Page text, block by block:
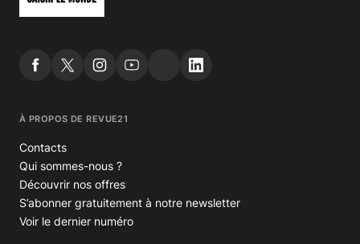
À PROPOS DE REVUE21
Contacts
Qui sommes-nous ?
Découvrir nos offres
S’abonner gratuitement à notre newsletter
Voir le dernier numéro